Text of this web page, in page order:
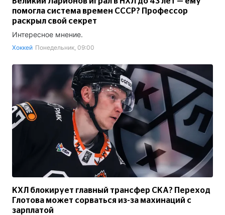
помогла система времен СССР? Профессор
раскрыл свой секрет
Интересное мнение.
Хоккей Понедельник, 09:00
КХЛ блокирует главный трансфер СКА? Переход
Глотова может сорваться из-за махинаций с
зарплатой